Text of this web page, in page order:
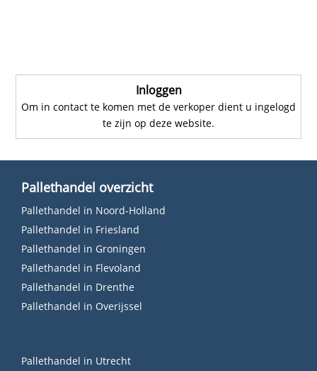
Inloggen
Om in contact te komen met de verkoper dient u ingelogd
te zijn op deze website.
Pallethandel overzicht
Pallethandel in Noord-Holland
Pallethandel in Friesland
Pallethandel in Groningen
Pallethandel in Flevoland
Pallethandel in Drenthe
Pallethandel in Overijssel
Pallethandel in Utrecht